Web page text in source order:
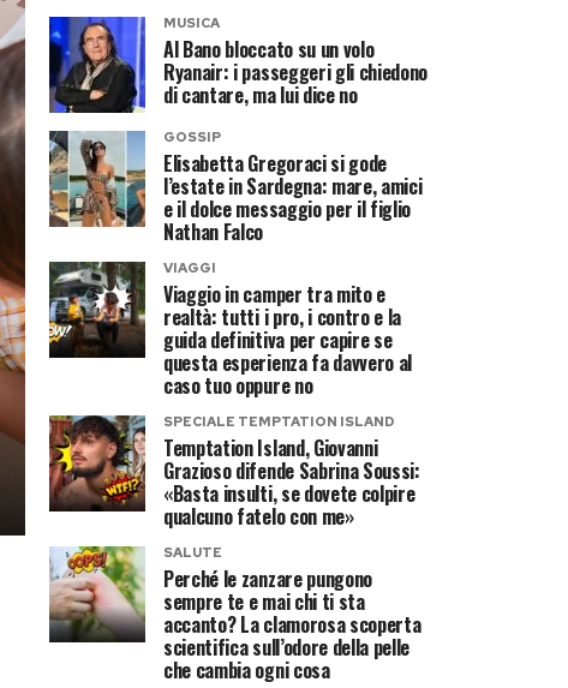
MUSICA
Al Bano bloccato su un volo
Ryanair: i passeggeri gli chiedono
di cantare, ma lui dice no
GOSSIP
Elisabetta Gregoraci si gode
l’estate in Sardegna: mare, amici
e il dolce messaggio per il figlio
Nathan Falco
VIAGGI
Viaggio in camper tra mito e
realtà: tutti i pro, i contro e la
guida definitiva per capire se
questa esperienza fa davvero al
caso tuo oppure no
SPECIALE TEMPTATION ISLAND
Temptation Island, Giovanni
Grazioso difende Sabrina Soussi:
«Basta insulti, se dovete colpire
qualcuno fatelo con me»
SALUTE
Perché le zanzare pungono
sempre te e mai chi ti sta
accanto? La clamorosa scoperta
scientifica sull’odore della pelle
che cambia ogni cosa